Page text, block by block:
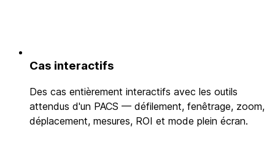
Cas interactifs
Des cas entièrement interactifs avec les outils
attendus d'un PACS — défilement, fenêtrage, zoom,
déplacement, mesures, ROI et mode plein écran.